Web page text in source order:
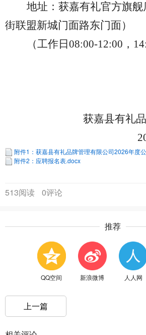
地址：获嘉有礼官方旗
街联盟新城门面路东门面）
（工作日 08:00-12:00，
获嘉县有礼
附件1：获嘉县有礼品牌管理有限公司2026年度
附件2：应聘报名表.docx
513阅读 0评论
推荐
QQ空间 新浪微博 人人网
上一篇